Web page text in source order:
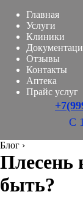
Главная
Услуги
Клиники
Отзывы
Контакты
Аптека
Прайс услуг
С
Блог ›
Плесень
быть?